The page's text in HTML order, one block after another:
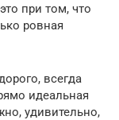
при том, что
ровная
всегда
идеальная
удивительно,